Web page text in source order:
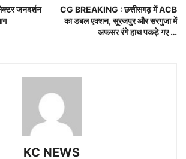
जनदर्शन
CG BREAKING : छत्तीसगढ़ में ACB
का डबल एक्शन, सूरजपुर और सरगुजा में
अफसर रंगे हाथ पकड़े गए …
KC NEWS